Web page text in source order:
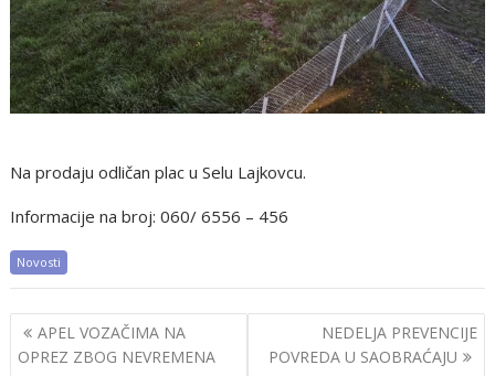
Na prodaju odličan plac u Selu Lajkovcu.
Informacije na broj: 060/ 6556 – 456
Novosti
Post
navigation
APEL VOZAČIMA NA
OPREZ ZBOG NEVREMENA
NEDELJA PREVENCIJE
POVREDA U SAOBRAĆAJU